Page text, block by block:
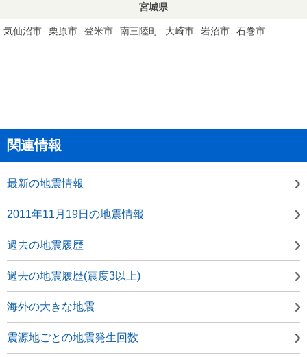
宮城県
気仙沼市 栗原市 登米市 南三陸町 大崎市 岩沼市 石巻市
関連情報
最新の地震情報
2011年11月19日の地震情報
過去の地震履歴
過去の地震履歴(震度3以上)
海外の大きな地震
震源地ごとの地震発生回数